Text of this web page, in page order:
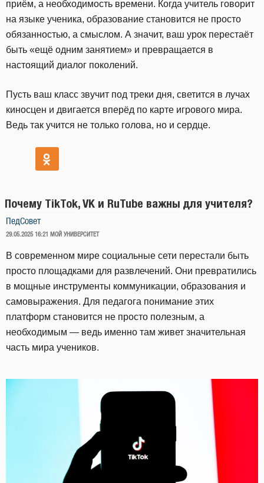
приём, а необходимость времени. Когда учитель говорит
на языке ученика, образование становится не просто
обязанностью, а смыслом. А значит, ваш урок перестаёт
быть «ещё одним занятием» и превращается в
настоящий диалог поколений.
Пусть ваш класс звучит под треки дня, светится в лучах
киносцен и двигается вперёд по карте игрового мира.
Ведь так учится не только голова, но и сердце.
Почему TikTok, VK и RuTube важны для учителя?
ПедСовет
ОПУБЛИКОВАНО
29.05.2025 16:21 МОЙ УНИВЕРСИТЕТ
В современном мире социальные сети перестали быть
просто площадками для развлечений. Они превратились
в мощные инструменты коммуникации, образования и
самовыражения. Для педагога понимание этих
платформ становится не просто полезным, а
необходимым — ведь именно там живет значительная
часть мира учеников.